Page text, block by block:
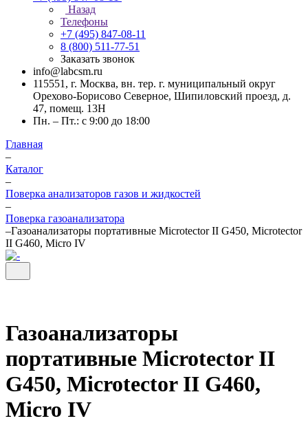
Назад
Телефоны
+7 (495) 847-08-11
8 (800) 511-77-51
Заказать звонок
info@labcsm.ru
115551, г. Москва, вн. тер. г. муниципальный округ
Орехово-Борисово Северное, Шипиловский проезд, д.
47, помещ. 13Н
Пн. – Пт.: с 9:00 до 18:00
Главная
–
Каталог
–
Поверка анализаторов газов и жидкостей
–
Поверка газоанализатора
–Газоанализаторы портативные Microtector II G450, Microtector
II G460, Micro IV
Газоанализаторы
портативные Microtector II
G450, Microtector II G460,
Micro IV